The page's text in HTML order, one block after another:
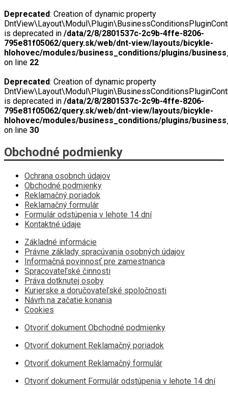
Deprecated: Creation of dynamic property
is deprecated in /data/2/8/2801537c-2c9b-4ffe-8206-
795e81f05062/query.sk/web/dnt-view/layouts/bicykle-
hlohovec/modules/business_conditions/plugins/
on line 22
Deprecated: Creation of dynamic property
is deprecated in /data/2/8/2801537c-2c9b-4ffe-8206-
795e81f05062/query.sk/web/dnt-view/layouts/bicykle-
hlohovec/modules/business_conditions/plugins/
on line 30
Obchodné podmienky
Ochrana osobnch údajov
Obchodné podmienky
Reklamačný poriadok
Reklamačný formulár
Formulár odstúpenia v lehote 14 dní
Kontaktné údaje
Základné informácie
Právne základy spracúvania osobných údajov
Informačná povinnosť pre zamestnanca
Spracovateľské činnosti
Práva dotknutej osoby
Kurierske a doručovateľské spoločnosti
Návrh na začatie konania
Cookies
Otvoriť dokument Obchodné podmienky
Otvoriť dokument Reklamačný poriadok
Otvoriť dokument Reklamačný formulár
Otvoriť dokument Formulár odstúpenia v lehote 14 dní